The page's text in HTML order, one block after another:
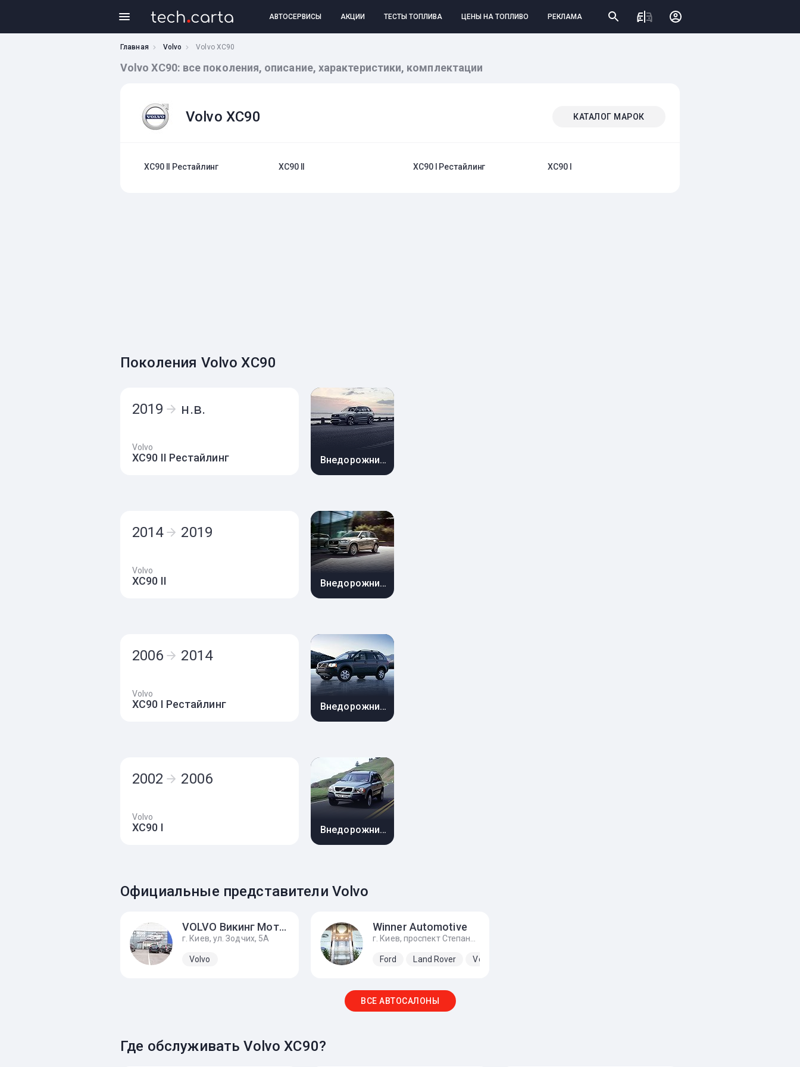
АВТОСЕРВИСЫ АКЦИИ ТЕСТЫ ТОПЛИВА ЦЕНЫ НА ТОПЛИВО РЕКЛАМА
Главная Volvo Volvo XC90
Volvo XC90: все поколения, описание, характеристики, комплектации
Volvo XC90 КАТАЛОГ МАРОК
XC90 II Рестайлинг XC90 II XC90 I Рестайлинг XC90 I
Поколения Volvo XC90
2019 н.в.
Volvo
XC90 II Рестайлинг Внедорожник 5 дв.
2014 2019
Volvo
XC90 II Внедорожник 5 дв.
2006 2014
Volvo
XC90 I Рестайлинг Внедорожник 5 дв.
2002 2006
Volvo
XC90 I Внедорожник 5 дв.
Официальные представители Volvo
VOLVO Викинг Моторз
г. Киев, ул. Зодчих, 5А
Volvo
Winner Automotive
Ford Land Rover Volvo
ВСЕ АВТОСАЛОНЫ
Где обслуживать Volvo XC90?